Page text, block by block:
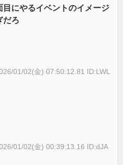
にやるイベントのイメージ
だろ
01/02(金) 07:50:12.81 ID:LWL
01/02(金) 00:39:13.16 ID:dJA